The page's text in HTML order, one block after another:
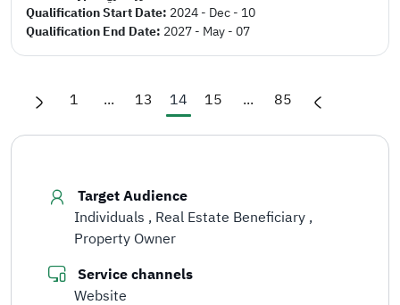
Qualification Start Date: 2024 - Dec - 10
Qualification End Date: 2027 - May - 07
1 ... 13 14 15 ... 85
Target Audience
Individuals Real Estate Beneficiary
Property Owner
Service channels
Website